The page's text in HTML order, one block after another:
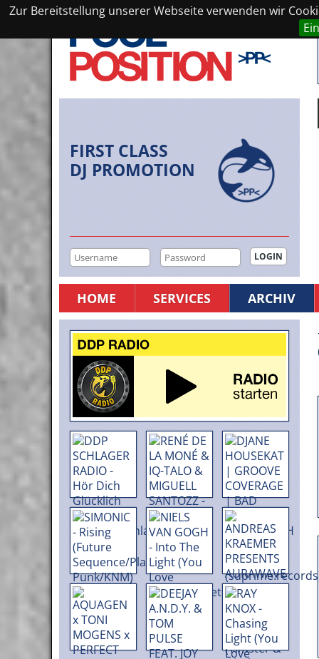
Zur Bereitstellung unserer Webseite verwenden wir
FIRST CLASS
DJ PROMOTION
HOME SERVICES ARCHIV